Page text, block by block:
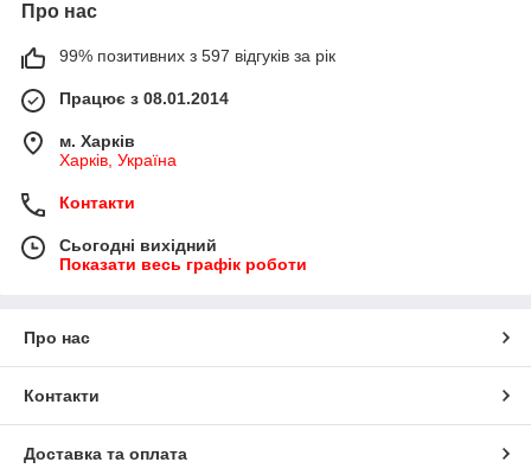
Про нас
99% позитивних з 597 відгуків за рік
Працює з 08.01.2014
м. Харків
Харків, Україна
Контакти
Сьогодні вихідний
Показати весь графік роботи
Про нас
Контакти
Доставка та оплата